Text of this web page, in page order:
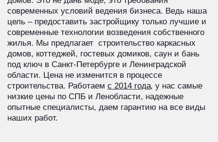
современных условий ведения бизнеса. Ведь наша
цель – предоставить застройщику только лучшие и
современные технологии возведения собственного
жилья. Мы предлагает  строительство каркасных
домов, коттеджей, гостевых домиков, саун и бань
под ключ в Санкт-Петербурге и Ленинградской
области. Цена не изменится в процессе
строительства. Работаем с 2014 года, у нас самые
низкие цены по СПБ и Ленобласти, надежные
опытные специалисты, даем гарантию на все виды
наших работ.